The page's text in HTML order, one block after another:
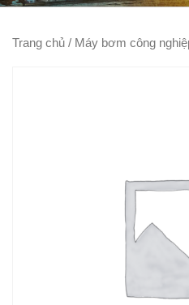
Trang chủ / Máy bơm công